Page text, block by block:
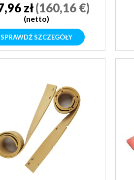
zł(160,16 €)
(netto)
SPRAWDŹ SZCZEGÓŁY